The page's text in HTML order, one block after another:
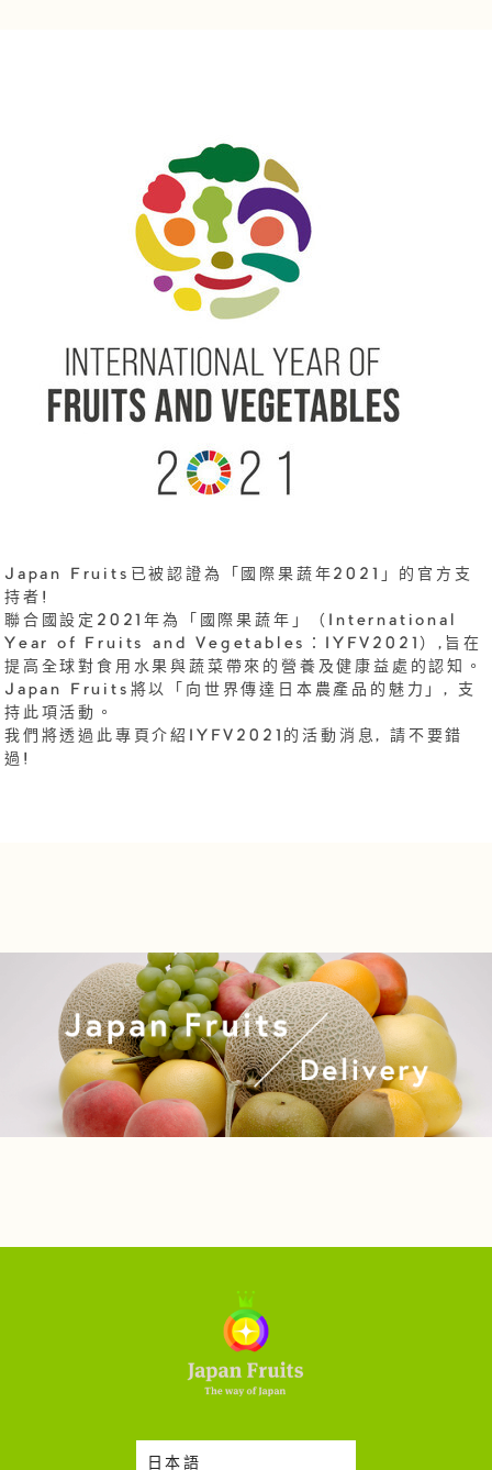
Japan Fruits已被認證為「國際果蔬年2021」的官方支
持者!
聯合國設定2021年為「國際果蔬年」（International
Year of Fruits and Vegetables：IYFV2021）,旨在
提高全球對食用水果與蔬菜帶來的營養及健康益處的認知。
Japan Fruits將以「向世界傳達日本農產品的魅力」, 支
持此項活動。
我們將透過此專頁介紹IYFV2021的活動消息, 請不要錯
過!
日本語時令蔬果收成表